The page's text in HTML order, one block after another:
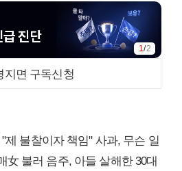
1/2
지면 구독신청
제 불찰이자 책임" 사과, 무슨 일
女 불러 음주, 아들 살해한 30대